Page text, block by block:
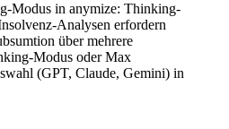
Modus in anymize: Thinking-
Analysen erfordern
über mehrere
Modus oder Max
(GPT, Claude, Gemini) in